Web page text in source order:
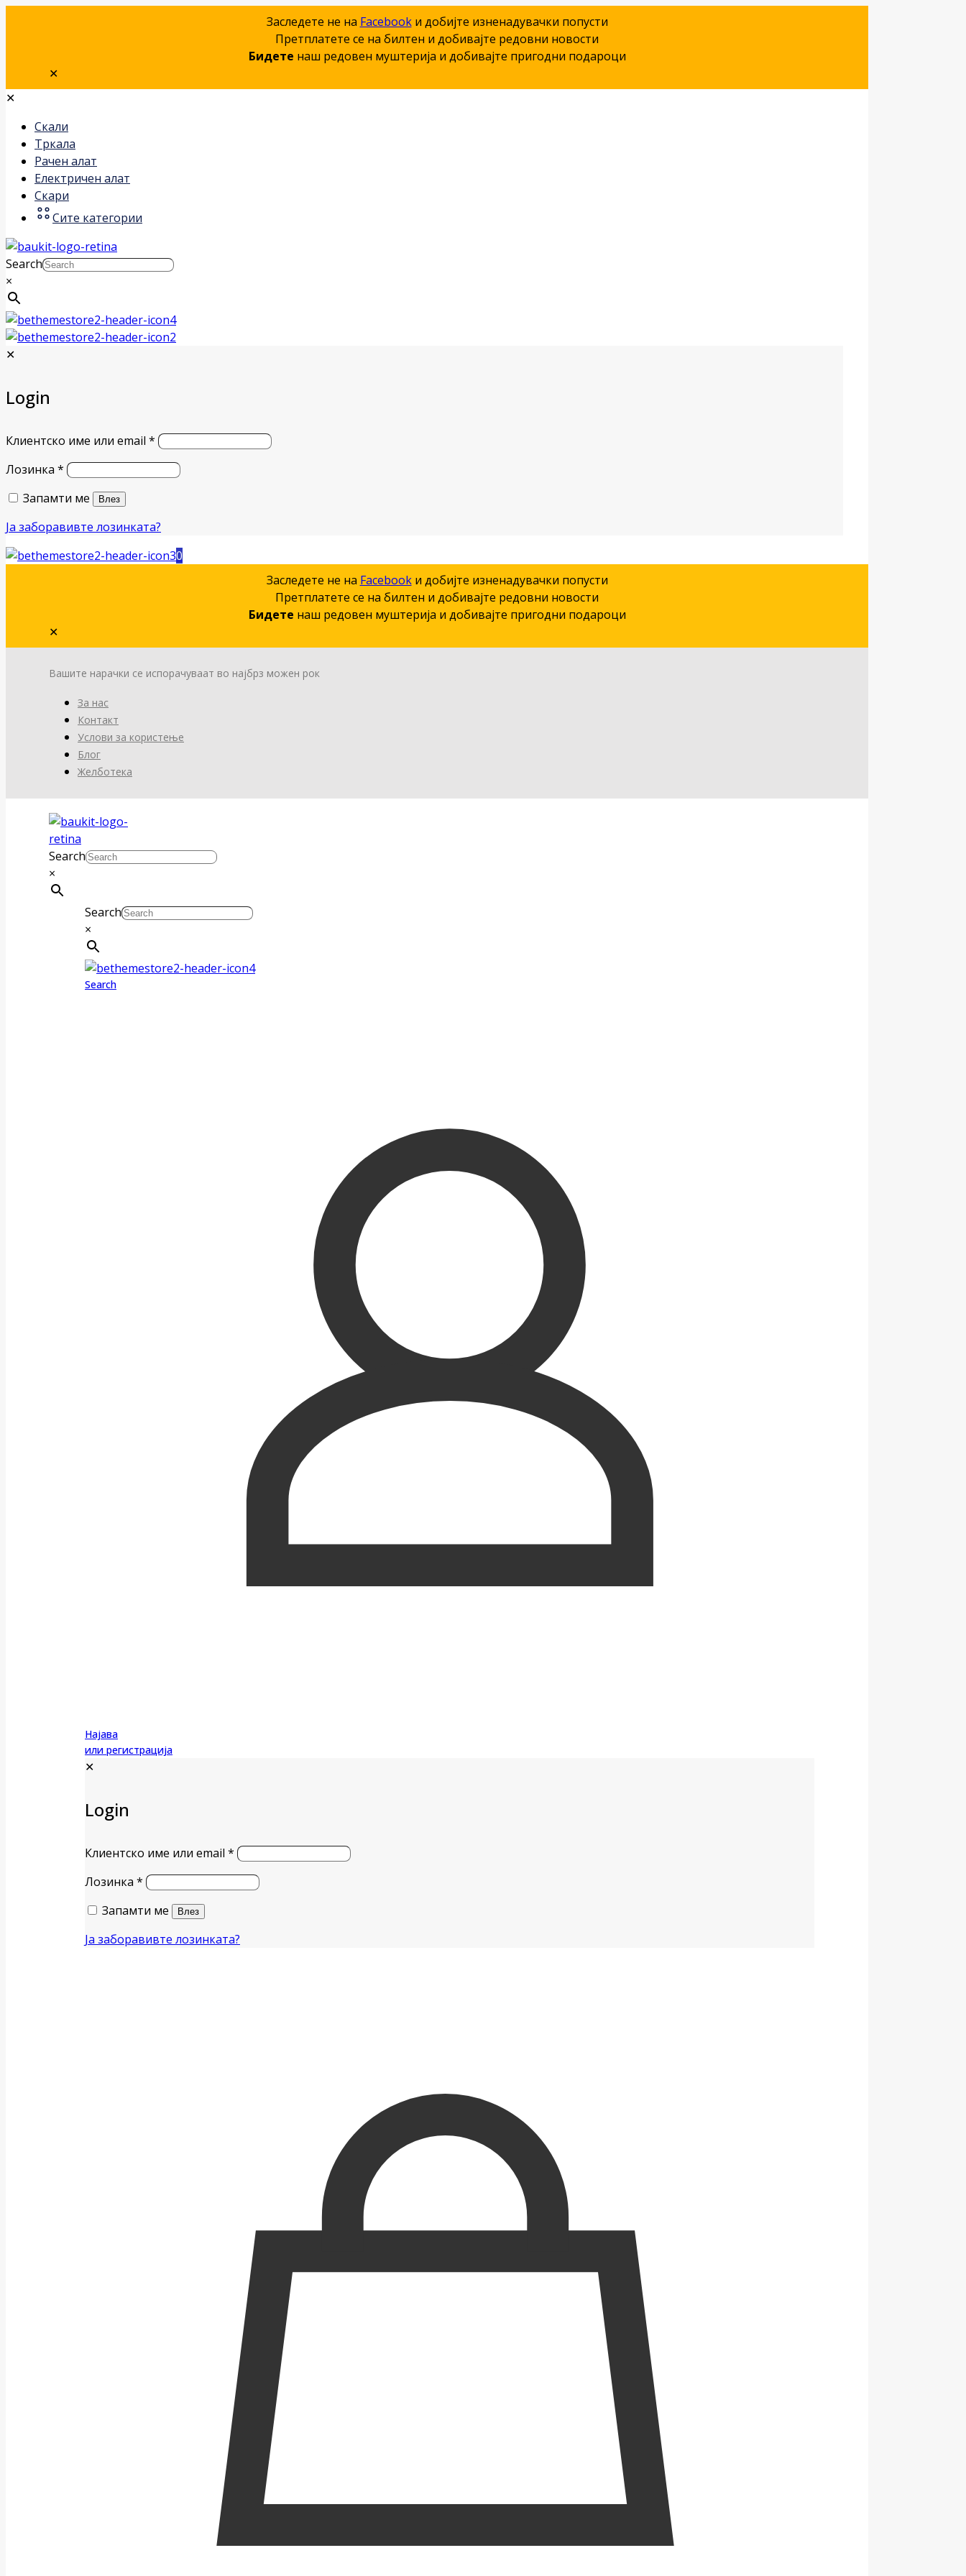
Заследете не на Facebookи добијте изненадувачки попусти
Претплатете се на билтен и добивајте редовни новости
Бидете наш редовен муштерија и добивајте пригодни подароци
✕
✕
Скали
Тркала
Рачен алат
Електричен алат
Скари
Сите категории
Search
×
✕
Login
Клиентско име или email *
Лозинка *
Запамти ме
Влез
Ја заборавивте лозинката?
0
Заследете не на Facebookи добијте изненадувачки попусти
Претплатете се на билтен и добивајте редовни новости
Бидете наш редовен муштерија и добивајте пригодни подароци
✕
Вашите нарачки се испорачуваат во најбрз можен рок
За нас
Контакт
Услови за користење
Блог
Желботека
Search
×
Search
×
Search
Најава
или регистрација
✕
Login
Клиентско име или email *
Лозинка *
Запамти ме
Влез
Ја заборавивте лозинката?